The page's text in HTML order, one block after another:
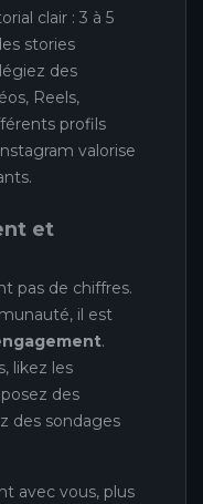
clair : 3 à 5
stories
des
Reels,
profils
valorise
et
pas de chiffres.
il est
.
likez les
des
des sondages
avec vous, plus